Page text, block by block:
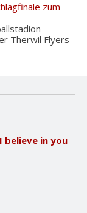
zum
Therwil Flyers
believe in you